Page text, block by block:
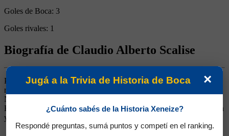
Goles de Boca: 3
Goles rivales: 1
Biografía de Claudio Alberto Scalise
Puntero Izquierdo. Llegó de Central. No jugó mucho, pero se lo
recuerda porque cuando Boca ganó la Liguilla 1986 en cancha de
Newell's, festejó mostrando la camiseta de Central debajo de la de
Boca. Volvió al equipo de Arroyito, luego estuvo en Instituto, Colón
y Douglas Haig
×
Jugá a la Trivia de Historia de Boca
¿Cuánto sabés de la Historia Xeneize?
Respondé preguntas, sumá puntos y competí en el ranking.